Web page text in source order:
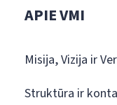
APIE VMI
Misija, Vizija ir
Struktūra ir